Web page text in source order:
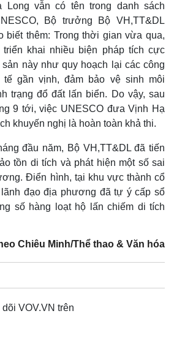
Multimedia
Video
Ảnh
E-Magazine
Infographic
Long vẫn có tên trong danh sách
Bộ trưởng Bộ VH,TT&DL
biết thêm: Trong thời gian vừa qua,
khai nhiều biện pháp tích cực
này như quy hoạch lại các công
tế gần vịnh, đảm bảo vệ sinh môi
trạng đổ đất lấn biển. Do vậy, sau
9 tới, việc UNESCO đưa Vịnh Hạ
khuyến nghị là hoàn toàn khả thi.
đầu năm, Bộ VH,TT&DL đã tiến
tồn di tích và phát hiện một số sai
Điển hình, tại khu vực thành cổ
lãnh đạo địa phương đã tự ý cấp sổ
số hàng loạt hộ lấn chiếm di tích
Chiêu Minh/Thể thao & Văn hóa
VOV.VN trên